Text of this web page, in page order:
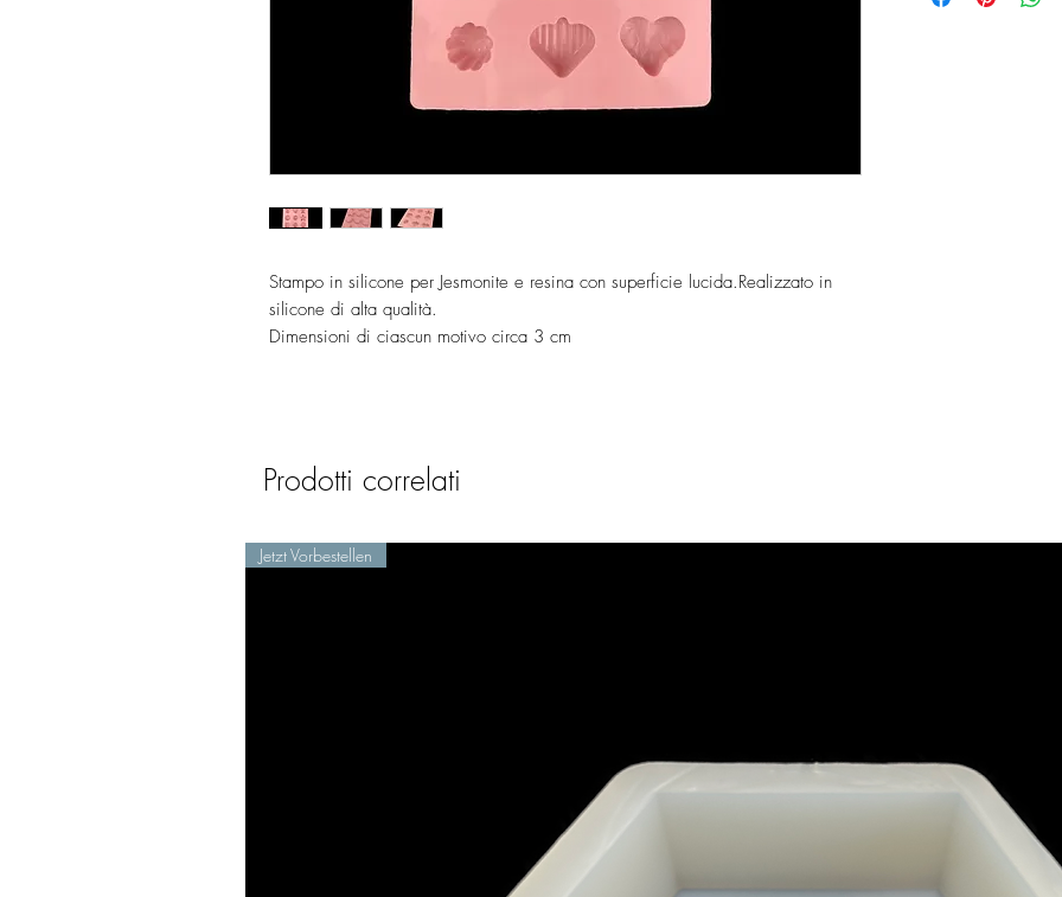
Stampo in silicone per Jesmonite e resina con superficie lucida.Realizzato in
silicone di alta qualità.
Dimensioni di ciascun motivo circa 3 cm
Prodotti correlati
Jetzt Vorbestellen